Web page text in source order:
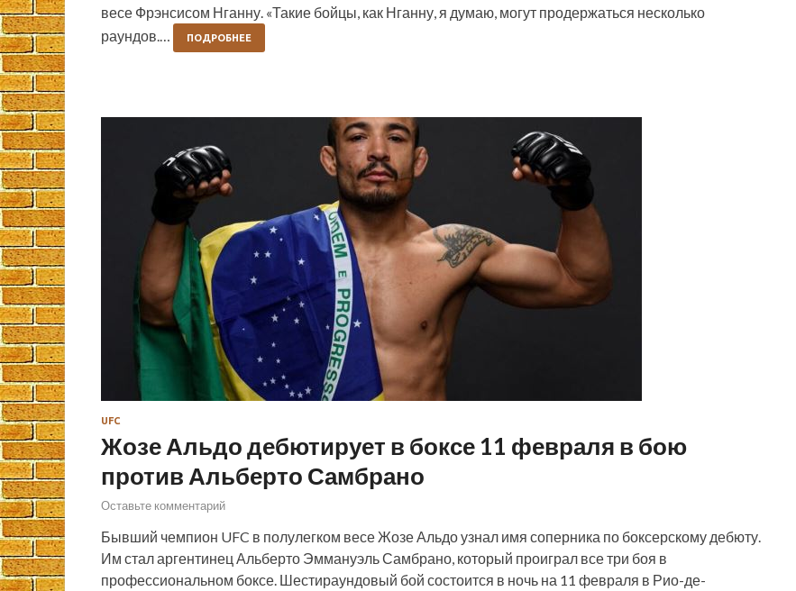
весе Фрэнсисом Нганну. «Такие бойцы, как Нганну, я думаю, могут продержаться несколько
раундов.…
ПОДРОБНЕЕ
UFC
Жозе Альдо дебютирует в боксе 11 февраля в бою
против Альберто Самбрано
Оставьте комментарий
Бывший чемпион UFC в полулегком весе Жозе Альдо узнал имя соперника по боксерскому дебюту.
Им стал аргентинец Альберто Эммануэль Самбрано, который проиграл все три боя в
профессиональном боксе. Шестираундовый бой состоится в ночь на 11 февраля в Рио-де-